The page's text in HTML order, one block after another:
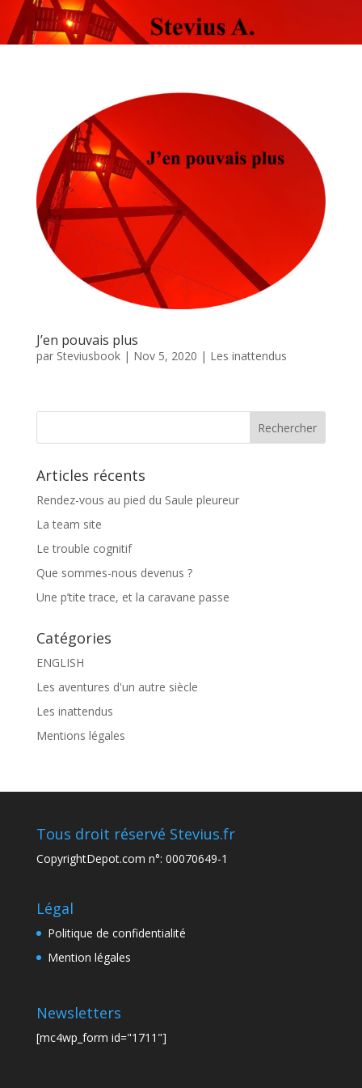
J’en pouvais plus
par Steviusbook| Nov 5, 2020 | Les inattendus
Articles récents
Rendez-vous au pied du Saule pleureur
La team site
Le trouble cognitif
Que sommes-nous devenus ?
Une p’tite trace, et la caravane passe
Catégories
ENGLISH
Les aventures d'un autre siècle
Les inattendus
Mentions légales
Tous droit réservé Stevius.fr
CopyrightDepot.com n°: 00070649-1
Légal
Politique de confidentialité
Mention légales
Newsletters
[mc4wp_form id="1711"]